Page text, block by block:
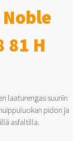
81 H
laaturengas suuriin
pidon ja
asfaltilla.